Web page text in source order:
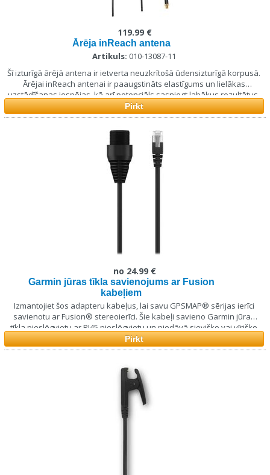
Ārēja inReach antena
Artikuls: 010-13087-11
Šī izturīgā ārējā antena ir ietverta neuzkrītošā ūdensizturīgā korpusā.
Ārējai inReach antenai ir paaugstināts elastīgums un lielākas
uzstādīšanas iespējas, kā arī potenciāls sasniegt labākus rezultātus.
119.99 €
Pirkt
Garmin jūras tīkla savienojums ar Fusion
kabeļiem
Izmantojiet šos adapteru kabeļus, lai savu GPSMAP® sērijas ierīci
savienotu ar Fusion® stereoierīci. Šie kabeļi savieno Garmin jūras
tīkla pieslēgvietu ar RJ45 pieslēgvietu un piedāvā sievišķo vai vīrišķo
savienotāju atbilstoši jūsu sistēmai.
no 24.99 €
Pirkt